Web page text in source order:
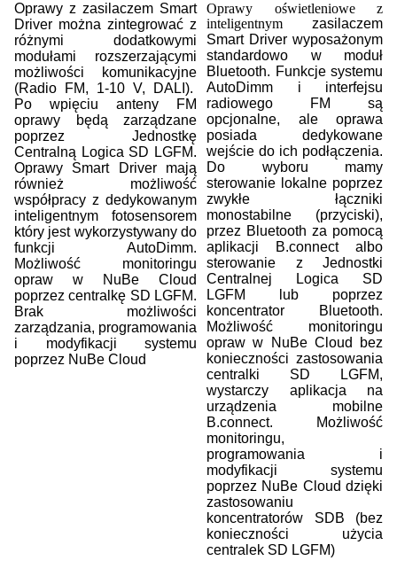
Oprawy z zasilaczem Smart
Driver można zintegrować z
różnymi dodatkowymi
modułami rozszerzającymi
możliwości komunikacyjne
(Radio FM, 1-10 V, DALI).
Po wpięciu anteny FM
oprawy będą zarządzane
poprzez Jednostkę
Centralną Logica SD LGFM.
Oprawy Smart Driver mają
również możliwość
współpracy z dedykowanym
inteligentnym fotosensorem
który jest wykorzystywany do
funkcji AutoDimm.
Możliwość monitoringu
opraw w NuBe Cloud
poprzez centralkę SD LGFM.
Brak możliwości
zarządzania, programowania
i modyfikacji systemu
poprzez NuBe Cloud
Oprawy oświetleniowe z
inteligentnym zasilaczem
Smart Driver wyposażonym
standardowo w moduł
Bluetooth. Funkcje systemu
AutoDimm i interfejsu
radiowego FM są
opcjonalne, ale oprawa
posiada dedykowane
wejście do ich podłączenia.
Do wyboru mamy
sterowanie lokalne poprzez
zwykłe łączniki
monostabilne (przyciski),
przez Bluetooth za pomocą
aplikacji B.connect albo
sterowanie z Jednostki
Centralnej Logica SD
LGFM lub poprzez
koncentrator Bluetooth.
Możliwość monitoringu
opraw w NuBe Cloud bez
konieczności zastosowania
centralki SD LGFM,
wystarczy aplikacja na
urządzenia mobilne
B.connect. Możliwość
monitoringu,
programowania i
modyfikacji systemu
poprzez NuBe Cloud dzięki
zastosowaniu
koncentratorów SDB (bez
konieczności użycia
centralek SD LGFM)